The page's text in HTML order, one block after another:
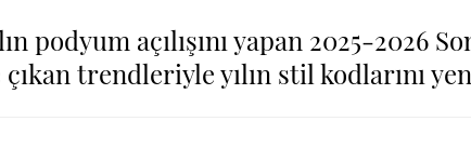
podyum açılışını yapan 2025-2026
çıkan trendleriyle yılın stil kodlarını